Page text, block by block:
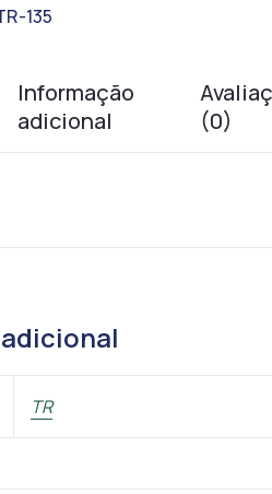
135
Informação
adicional
(0)
TR